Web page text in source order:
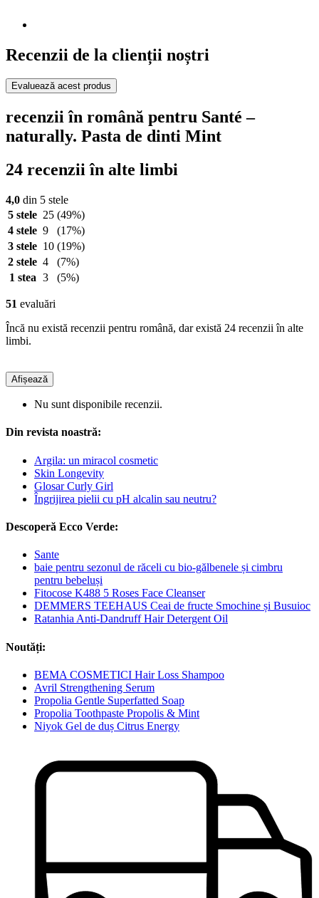
Recenzii de la clienții noștri
Evaluează acest produs
recenzii în română pentru Santé –
naturally. Pasta de dinti Mint
24 recenzii în alte limbi
4,0 din 5 stele
5 stele 25 (49%)
4 stele 9
(17%)
3 stele 10 (19%)
2 stele 4
(7%)
1 stea 3 (5%)
51 evaluări
Încă nu există recenzii pentru română, dar există 24 recenzii în alte
limbi.
Afișează
Nu sunt disponibile recenzii.
Din revista noastră:
Argila: un miracol cosmetic
Skin Longevity
Glosar Curly Girl
Îngrijirea pielii cu pH alcalin sau neutru?
Descoperă Ecco Verde:
Sante
baie pentru sezonul de răceli cu bio-gălbenele și cimbru
pentru bebeluși
Fitocose K488 5 Roses Face Cleanser
DEMMERS TEEHAUS Ceai de fructe Smochine și Busuioc
Ratanhia Anti-Dandruff Hair Detergent Oil
Noutăți:
BEMA COSMETICI Hair Loss Shampoo
Avril Strengthening Serum
Propolia Gentle Superfatted Soap
Propolia Toothpaste Propolis & Mint
Niyok Gel de duș Citrus Energy